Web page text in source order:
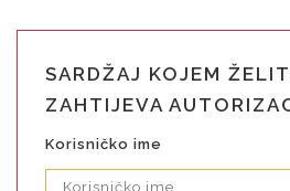
SARDŽAJ KOJEM
ZAHTIJEVA
Korisničko ime